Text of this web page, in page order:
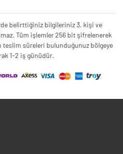
belirttiğiniz bilgileriniz 3. kişi ve
Tüm işlemler 256 bit şifrelenerek
süreleri bulunduğunuz bölgeye
1-2 iş günüdür.